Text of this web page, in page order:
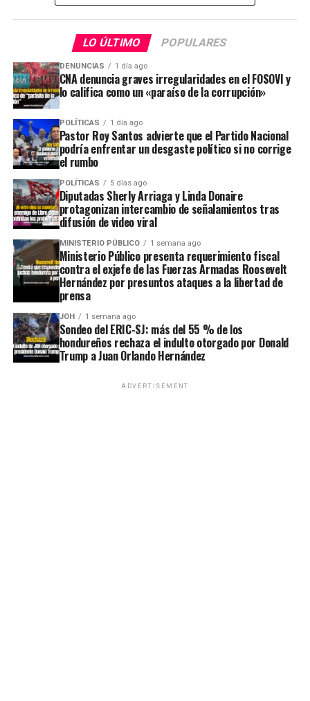
LO ÚLTIMO POPULARES
DENUNCIAS 1 día ago
CNA denuncia graves irregularidades en el FOSOVI y
lo califica como un «paraíso de la corrupción»
POLÍTICAS 1 día ago
Pastor Roy Santos advierte que el Partido Nacional
podría enfrentar un desgaste político si no corrige
el rumbo
POLÍTICAS 5 días ago
Diputadas Sherly Arriaga y Linda Donaire
protagonizan intercambio de señalamientos tras
difusión de video viral
MINISTERIO PÚBLICO 1 semana ago
Ministerio Público presenta requerimiento fiscal
contra el exjefe de las Fuerzas Armadas Roosevelt
Hernández por presuntos ataques a la libertad de
prensa
JOH 1 semana ago
Sondeo del ERIC-SJ: más del 55 % de los
hondureños rechaza el indulto otorgado por Donald
Trump a Juan Orlando Hernández
ADVERTISEMENT